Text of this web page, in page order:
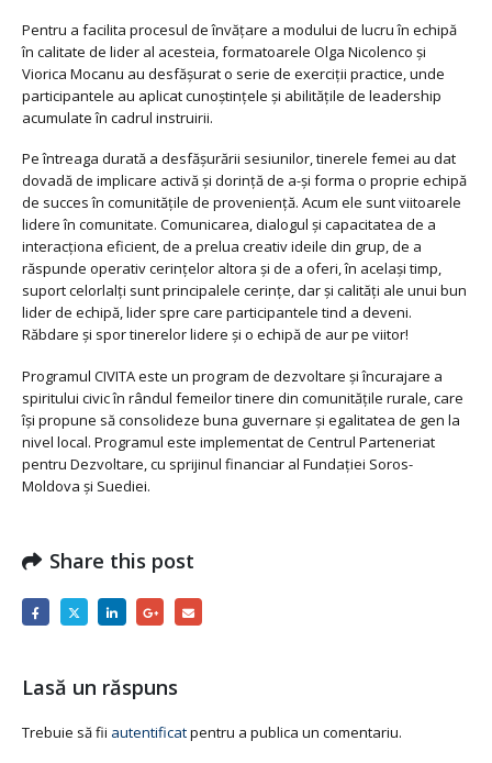
Pentru a facilita procesul de învăţare a modului de lucru în echipă
în calitate de lider al acesteia, formatoarele Olga Nicolenco și
Viorica Mocanu au desfăşurat o serie de exerciții practice, unde
participantele au aplicat cunoştinţele şi abilitățile de leadership
acumulate în cadrul instruirii.
Pe întreaga durată a desfăşurării sesiunilor, tinerele femei au dat
dovadă de implicare activă și dorință de a-și forma o proprie echipă
de succes în comunităţile de provenienţă. Acum ele sunt viitoarele
lidere în comunitate. Comunicarea, dialogul şi capacitatea de a
interacţiona eficient, de a prelua creativ ideile din grup, de a
răspunde operativ cerinţelor altora şi de a oferi, în acelaşi timp,
suport celorlalţi sunt principalele cerinţe, dar şi calităţi ale unui bun
lider de echipă, lider spre care participantele tind a deveni.
Răbdare și spor tinerelor lidere și o echipă de aur pe viitor!
Programul CIVITA este un program de dezvoltare şi încurajare a
spiritului civic în rândul femeilor tinere din comunităţile rurale, care
îşi propune să consolideze buna guvernare şi egalitatea de gen la
nivel local. Programul este implementat de Centrul Parteneriat
pentru Dezvoltare, cu sprijinul financiar al Fundației Soros-
Moldova și Suediei.
Share this post
Lasă un răspuns
Trebuie să fii autentificatpentru a publica un comentariu.